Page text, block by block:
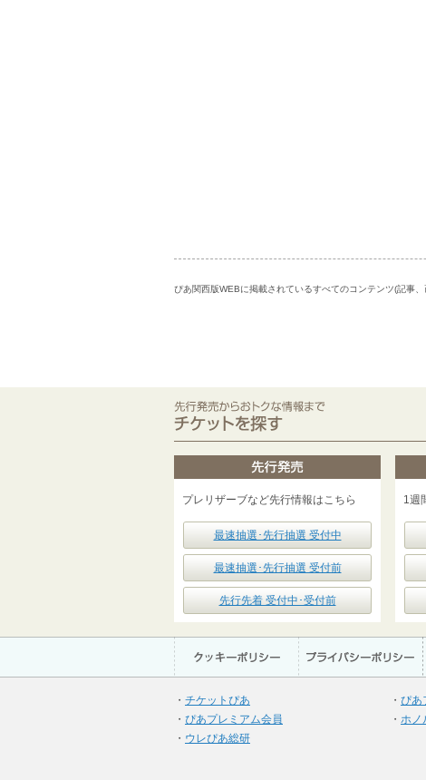
ぴあ関西版WEBに掲載されているすべてのコンテンツ(記事
プレリザーブなど先行情報はこちら
最速抽選･先行抽選 受付中
最速抽選･先行抽選 受付前
先行先着 受付中･受付前
1週
・ チケットぴあ
・ ぴあプレミアム会員
・ ウレぴあ総研
・ ぴあ
・ ホノ